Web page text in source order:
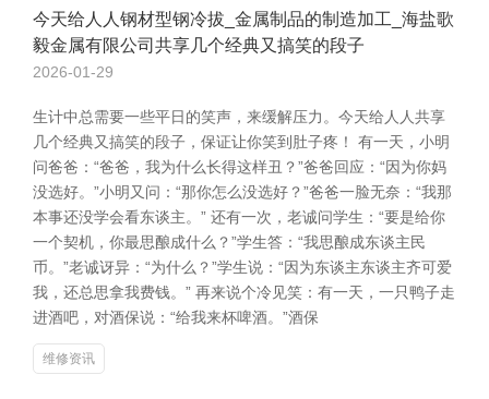
今天给人人钢材型钢冷拔_金属制品的制造加工_海盐歌
毅金属有限公司共享几个经典又搞笑的段子
2026-01-29
生计中总需要一些平日的笑声，来缓解压力。今天给人人共享
几个经典又搞笑的段子，保证让你笑到肚子疼！ 有一天，小明
问爸爸：“爸爸，我为什么长得这样丑？”爸爸回应：“因为你妈
没选好。”小明又问：“那你怎么没选好？”爸爸一脸无奈：“我那
本事还没学会看东谈主。” 还有一次，老诚问学生：“要是给你
一个契机，你最思酿成什么？”学生答：“我思酿成东谈主民
币。”老诚讶异：“为什么？”学生说：“因为东谈主东谈主齐可爱
我，还总思拿我费钱。” 再来说个冷见笑：有一天，一只鸭子走
进酒吧，对酒保说：“给我来杯啤酒。”酒保
维修资讯